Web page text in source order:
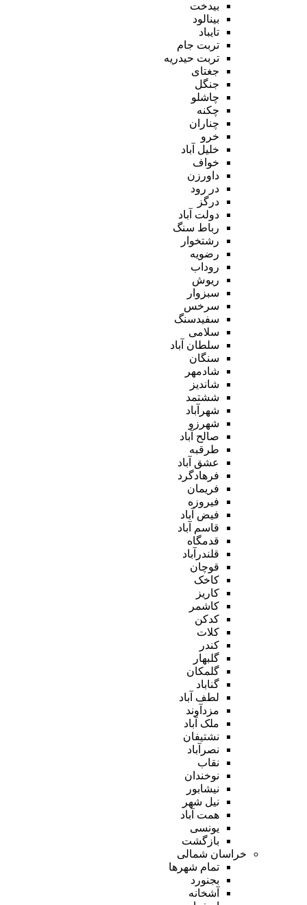
بیدخت
بینالود
تایباد
تربت جام
تربت حیدریه
جغتای
جنگل
چاشلو
چکنه
چناران
خرو
خلیل آباد
خواف
داورزن
در رود
درگز
دولت آباد
رباط سنگ
رشتخوار
رضویه
روداب
ریوش
سبزوار
سرخس
سفیدسنگ
سلامی
سلطان آباد
سنگان
شادمهر
شاندیز
ششتمد
شهرآباد
شهرزو
صالح آباد
طرقبه
عشق آباد
فرهادگرد
فریمان
فیروزه
فیض آباد
قاسم آباد
قدمگاه
قلندرآباد
قوچان
کاخک
کاریز
کاشمر
کدکن
کلات
کندر
گلبهار
گلمکان
گناباد
لطف آباد
مزدآوند
ملک آباد
نشتیفان
نصرآباد
نقاب
نوخندان
نیشابور
نیل شهر
همت آباد
یونسی
بازگشت
خراسان شمالی
تمام شهر‌ها
بجنورد
آشخانه